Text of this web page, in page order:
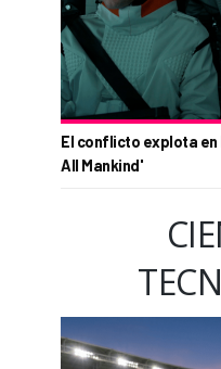
El conflicto explota en
All Mankind'